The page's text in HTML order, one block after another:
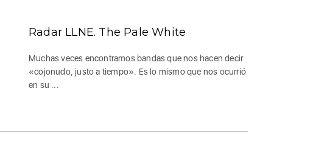
Radar LLNE. The Pale White
Muchas veces encontramos bandas que nos hacen decir
«cojonudo, justo a tiempo». Es lo mismo que nos ocurrió
en su ...